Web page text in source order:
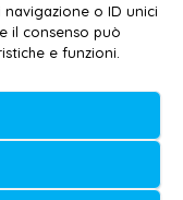
o ID unici
il consenso può
e funzioni.
della